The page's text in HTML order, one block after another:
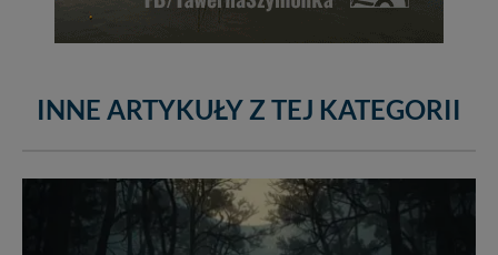
INNE ARTYKUŁY Z TEJ KATEGORII